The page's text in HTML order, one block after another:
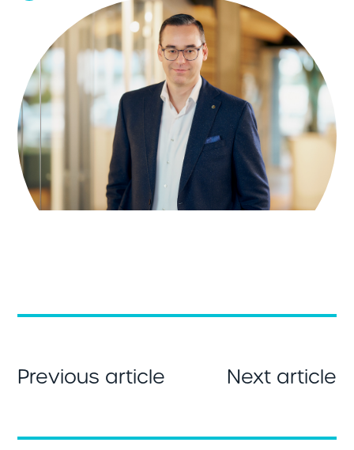
Previous article Next article